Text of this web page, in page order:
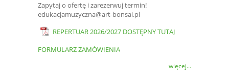
Zapytaj o ofertę i zarezerwuj termin!
edukacjamuzyczna@art-bonsai.pl
REPERTUAR 2026/2027 DOSTĘPNY TUTAJ
FORMULARZ ZAMÓWIENIA
więcej...